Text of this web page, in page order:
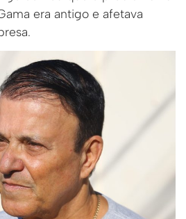
era antigo e afetava